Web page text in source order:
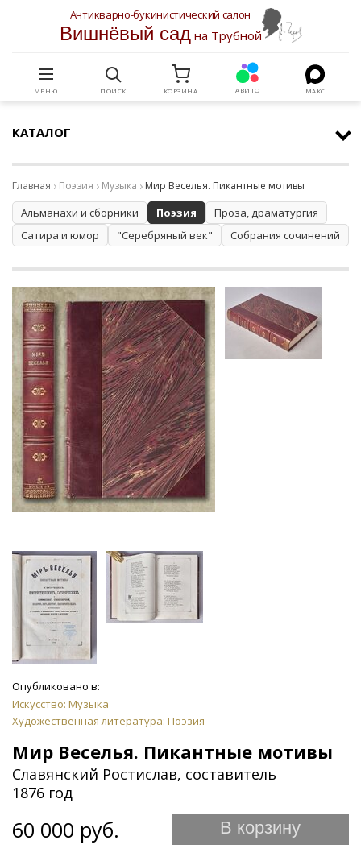
Антикварно-букинистический салон
Вишнёвый садна Трубной
МЕНЮ ПОИСК КОРЗИНА АВИТО МАКС
КАТАЛОГ
Главная Поэзия Музыка Мир Веселья. Пикантные мотивы
Альманахи и сборники Поэзия
Проза, драматургия
Сатира и юмор
"Серебряный век" Собрания сочинений
Опубликовано в:
Искусство: Музыка
Художественная литература: Поэзия
Мир Веселья. Пикантные мотивы
Славянский Ростислав, составитель
1876 год
60 000 руб. В корзину